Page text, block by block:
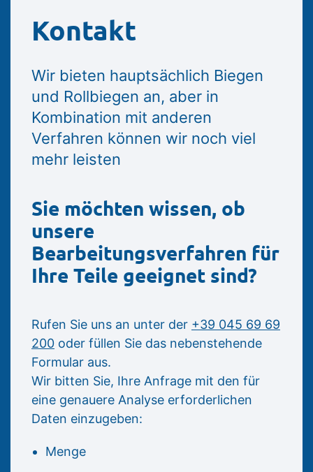
Kontakt
Wir bieten hauptsächlich Biegen
und Rollbiegen an, aber in
Kombination mit anderen
Verfahren können wir noch viel
mehr leisten
Sie möchten wissen, ob
unsere
Bearbeitungsverfahren für
Ihre Teile geeignet sind?
Rufen Sie uns an unter der +39 045 69 69
200 oder füllen Sie das nebenstehende
Formular aus.
Wir bitten Sie, Ihre Anfrage mit den für
eine genauere Analyse erforderlichen
Daten einzugeben:
Menge